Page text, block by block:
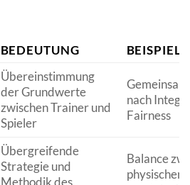
BEDEUTUNG BEISPIEL
Übereinstimmung
der Grundwerte
zwischen Trainer und
Spieler
nach
Fairness
Übergreifende
Strategie und
Methodik des
Balance